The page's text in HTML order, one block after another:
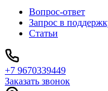
Вопрос-ответ
Запрос в
Статьи
+7 9670339449
Заказать звонок